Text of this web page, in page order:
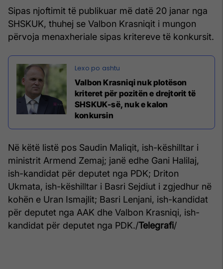
Sipas njoftimit të publikuar më datë 20 janar nga
SHSKUK, thuhej se Valbon Krasniqit i mungon
përvoja menaxheriale sipas kritereve të konkursit.
Valbon Krasniqi nuk plotëson
kriteret për pozitën e drejtorit të
SHSKUK-së, nuk e kalon
konkursin
Në këtë listë pos Saudin Maliqit, ish-këshilltar i
ministrit Armend Zemaj; janë edhe Gani Halilaj,
ish-kandidat për deputet nga PDK; Driton
Ukmata, ish-këshilltar i Basri Sejdiut i zgjedhur në
kohën e Uran Ismajlit; Basri Lenjani, ish-kandidat
për deputet nga AAK dhe Valbon Krasniqi, ish-
kandidat për deputet nga PDK./Telegrafi/